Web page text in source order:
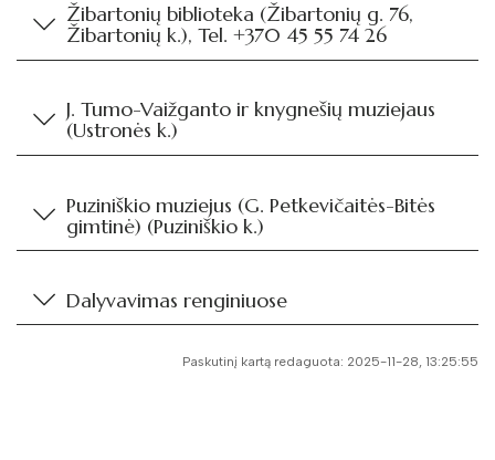
Žibartonių biblioteka (Žibartonių g. 76,
Žibartonių k.), Tel. +370 45 55 74 26
J. Tumo-Vaižganto ir knygnešių muziejaus
(Ustronės k.)
Puziniškio muziejus (G. Petkevičaitės-Bitės
gimtinė) (Puziniškio k.)
Dalyvavimas renginiuose
Paskutinį kartą redaguota: 2025-11-28, 13:25:55